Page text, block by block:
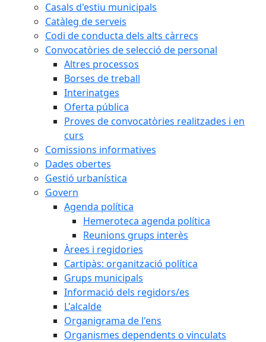
Casals d'estiu municipals
Catàleg de serveis
Codi de conducta dels alts càrrecs
Convocatòries de selecció de personal
Altres processos
Borses de treball
Interinatges
Oferta pública
Proves de convocatòries realitzades i en
curs
Comissions informatives
Dades obertes
Gestió urbanística
Govern
Agenda política
Hemeroteca agenda política
Reunions grups interès
Àrees i regidories
Cartipàs: organització política
Grups municipals
Informació dels regidors/es
L'alcalde
Organigrama de l'ens
Organismes dependents o vinculats